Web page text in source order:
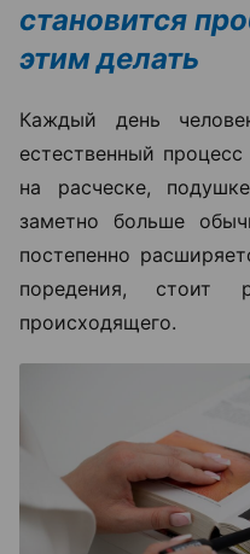
становится
этим делать
Каждый день
естественный
на расческе,
заметно больше
постепенно
поредения, стоит
происходящего.